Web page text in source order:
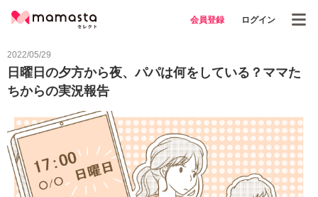
会員登録 ログイン
2022/05/29
日曜日の夕方から夜、パパは何をしている？ママた
ちからの実況報告